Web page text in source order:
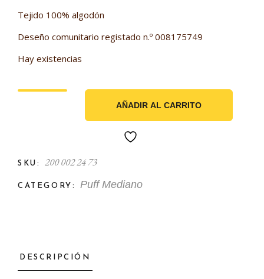
Tejido 100% algodón
Deseño comunitario registado n.º 008175749
Hay existencias
AÑADIR AL CARRITO
SKU: 200 002 24 73
CATEGORY: Puff Mediano
DESCRIPCIÓN